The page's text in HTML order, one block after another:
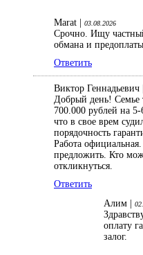
Marat | 03.08.2026
Срочно. Ищу
обмана и
Ответить
Виктор Геннадьевич |
Добрый день! Семье
700.000 рублей на
что в свое врем
порядочность
Работа
предложить. Кто
откликнуться.
Ответить
Алим |
оплату
залог.